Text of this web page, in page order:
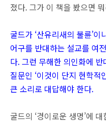
졌다. 그가 이 책을 봤으면
굴드가 ‘산유리새의 불륜’이
어구를 반대하는 설교를 여
다. 그런 무해한 의인화에
질문인 ‘이것이 단지 현학적
큰 소리로 대답해야 한다.
굴드의 ‘경이로운 생명’에